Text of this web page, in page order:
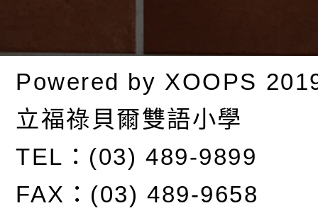
Powered by XOOPS
立福祿貝爾雙語小學
TEL：(03) 489-9899
FAX：(03) 489-9658